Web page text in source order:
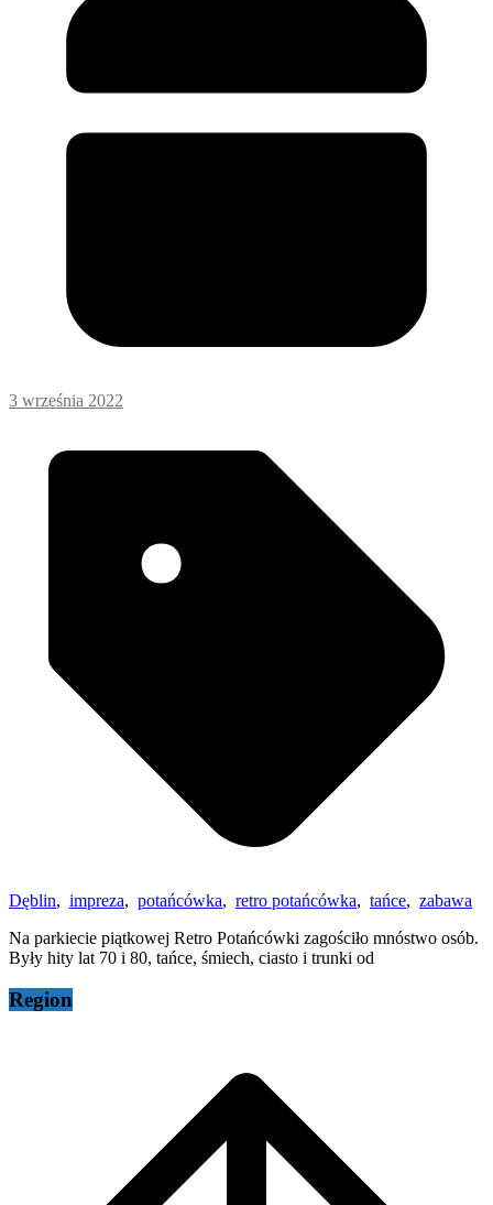
3 września 2022
Dęblin, impreza, potańcówka, retro potańcówka, tańce, zabawa
Na parkiecie piątkowej Retro Potańcówki zagościło mnóstwo osób.
Były hity lat 70 i 80, tańce, śmiech, ciasto i trunki od
Region